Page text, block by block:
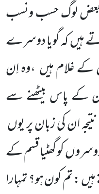
لوگ حسب ونسب
ہیںکہ گویا دوسرے
کے غلام ہیں ،وہ اِن
پاس بیٹھنے سے
ان کی زبان پر یوں
کو گھٹیا قسم کے
: تم کون ہو؟ تمہارا